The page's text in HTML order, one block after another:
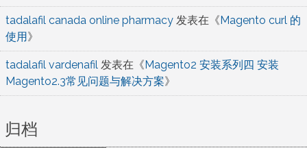
tadalafil canada online pharmacy 发表在《Magento curl 的
使用》
tadalafil vardenafil 发表在《Magento2 安装系列四 安装
Magento2.3常见问题与解决方案》
归档